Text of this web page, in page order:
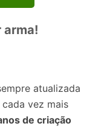
arma!
atualizada
vez mais
de criação